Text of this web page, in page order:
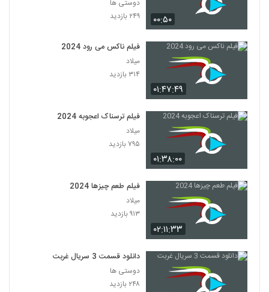
۰۰:۵۰
دوستی ها
۲۴۹ بازدید
۰۱:۴۷:۴۹
فیلم ناکس می رود 2024
میلاد
۳۱۴ بازدید
۰۱:۳۸:۰۰
فیلم ترسناک اعجوبه 2024
میلاد
۷۹۵ بازدید
۰۲:۱۱:۳۳
فیلم طعم چیزها 2024
میلاد
۹۱۳ بازدید
دانلود قسمت 3 سریال غربت
دوستی ها
۲۴۸ بازدید